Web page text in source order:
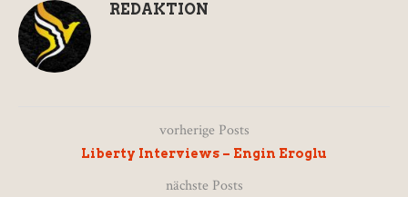
REDAKTION
vorherige Posts
Liberty Interviews – Engin Eroglu
nächste Posts